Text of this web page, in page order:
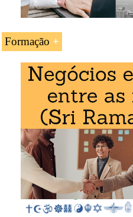
Formação
A UC «Maronitas: ética e
seguintes programas
Business School:
Doutoramento: Ética,
Internacionais.